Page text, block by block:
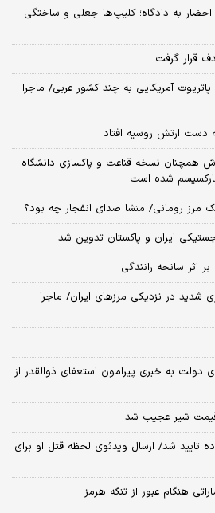
به دادگاه؛ کلیپ‌ها جعلی و ساختگی
قرار گرفت
موشک پاتریوت آمریکایی به چند کشور عربی/ ماجرا
دست ارتش روسیه افتاد
همچنان نسخه قناعت و پاکسازی دانشگاه
شده است
مرز رومانی/ منشا صدای انفجار چه بود؟
ایران و پاکستان تدوین شد
اثر سانحه رانندگی
شدید در نزدیکی مرز‌های ایران/ ماجرا
به خبری پیرامون استعفای ذوالقدر از
قیمت شیر عجیب شد
تایید شد/ ارسال ویدئوی لحظه قتل او برای
هنگام عبور از تنگه هرمز